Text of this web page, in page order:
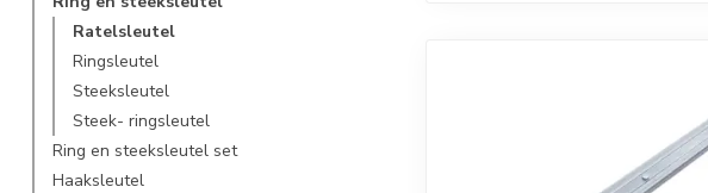
Ratelsleutel
Ringsleutel
Steeksleutel
Steek- ringsleutel
Ring en steeksleutel set
Haaksleutel